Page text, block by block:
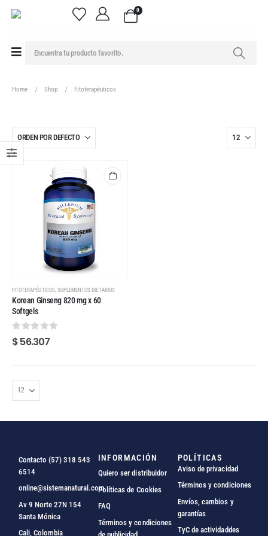
0
Home Shop Fitoterapéuticos
FITOTERAPÉUTICOS,SUPLEMENTOS DIETARIOS
Korean Ginseng 820 mg x 60
Softgels
0 out of 5
$56.307
Contacto (57) 318 543
6514
online@sistemanatural.com
Av 9 Norte 27N 154
Santa Mónica
Cali, Colombia
INFORMACIÓN
Quiero ser distribuidor
Políticas de Cookies
FAQ
Términos y condiciones
POLÍTICAS
Aviso de privacidad
Términos y condiciones
Envíos, cambios y
garantías
TyC de actividaddes